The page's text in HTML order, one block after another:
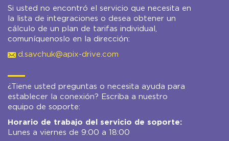
Si usted no encontró el servicio que necesita en
la lista de integraciones o desea obtener un
cálculo de un plan de tarifas individual,
comuníquenoslo en la dirección:
d.savchuk@apix-drive.com
¿Tiene usted preguntas o necesita ayuda para
establecer la conexión? Escriba a nuestro
equipo de soporte:
Horario de trabajo del servicio de soporte:
Lunes a viernes de 9:00 a 18:00